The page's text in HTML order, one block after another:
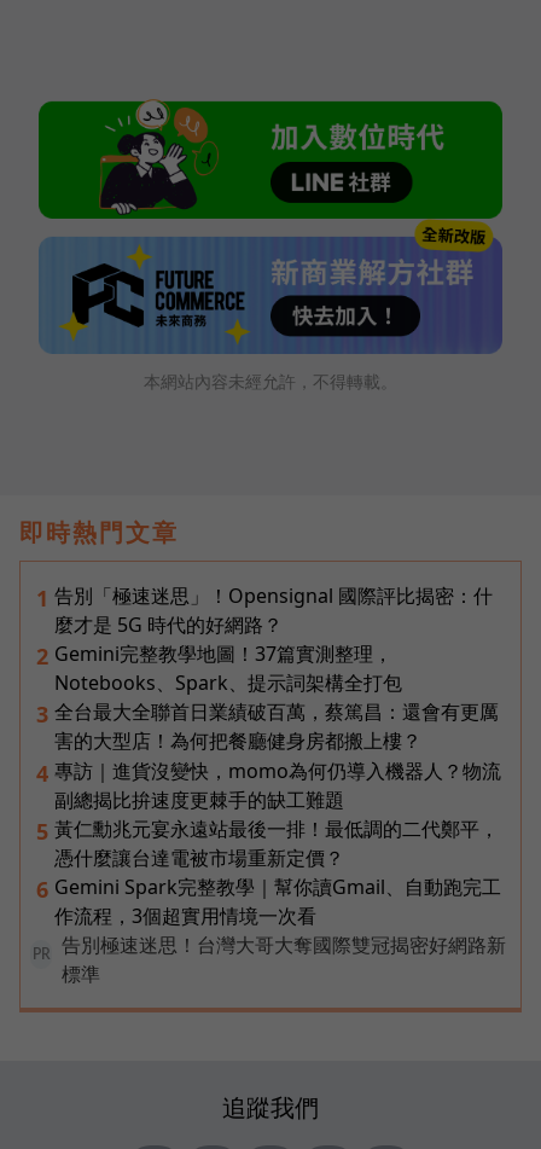
本網站內容未經允許，不得轉載。
即時熱門文章
1 告別「極速迷思」！Opensignal 國際評比揭密：什
麼才是 5G 時代的好網路？
2 Gemini完整教學地圖！37篇實測整理，
Notebooks、Spark、提示詞架構全打包
3 全台最大全聯首日業績破百萬，蔡篤昌：還會有更厲
害的大型店！為何把餐廳健身房都搬上樓？
4 專訪｜進貨沒變快，momo為何仍導入機器人？物流
副總揭比拚速度更棘手的缺工難題
5 黃仁勳兆元宴永遠站最後一排！最低調的二代鄭平，
憑什麼讓台達電被市場重新定價？
6 Gemini Spark完整教學｜幫你讀Gmail、自動跑完工
作流程，3個超實用情境一次看
PR
告別極速迷思！台灣大哥大奪國際雙冠揭密好網路新
標準
追蹤我們